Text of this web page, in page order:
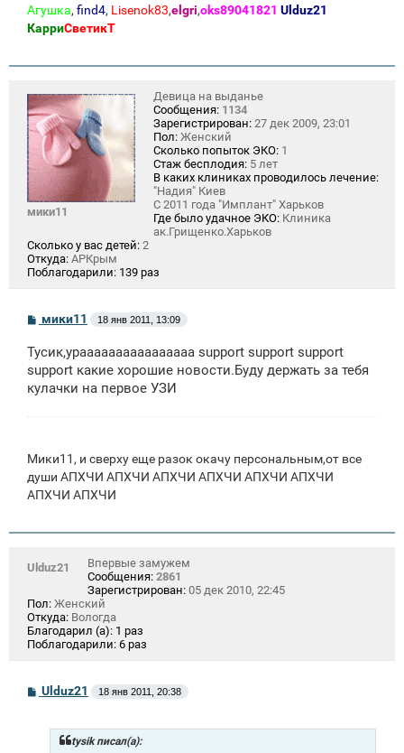
Агушка, find4, Lisenok83,elgri,oks89041821 Ulduz21
КарриСветикТ
мики11
Девица на выданье
Сообщения: 1134
Зарегистрирован: 27 дек 2009, 23:01
Пол: Женский
Сколько попыток ЭКО: 1
Стаж бесплодия: 5 лет
В каких клиниках проводилось лечение:
"Надия" Киев
С 2011 года "Имплант" Харьков
Где было удачное ЭКО: Клиника
ак.Грищенко.Харьков
Сколько у вас детей: 2
Откуда: АРКрым
Поблагодарили: 139 раз
С
о
б
щ
е
н
мики11 18 янв 2011, 13:09
Тусик,ураааааааааааааааа support support support
support какие хорошие новости.Буду держать за тебя
кулачки на первое УЗИ
Мики11, и сверху еще разок окачу персональным,от все
души АПХЧИ АПХЧИ АПХЧИ АПХЧИ АПХЧИ АПХЧИ
АПХЧИ АПХЧИ
Ulduz21
Впервые замужем
Сообщения: 2861
Зарегистрирован: 05 дек 2010, 22:45
Пол: Женский
Откуда: Вологда
Благодарил (а): 1 раз
Поблагодарили: 6 раз
СUlduz21 18 янв 2011, 20:38
tysik писал(а):